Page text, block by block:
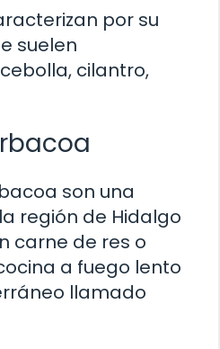
por su
suelen
cilantro,
son una
región de Hidalgo
carne de res o
a fuego lento
llamado